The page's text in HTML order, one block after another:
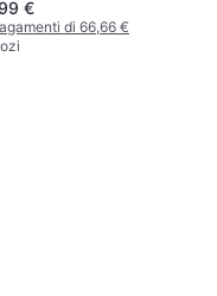
€
di 66,66 €